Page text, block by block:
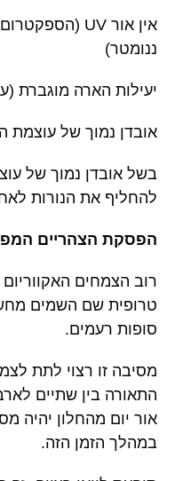
ננומטר)
יעילות הארה מוגברת
אובדן נמוך של עוצמת
בשל אובדן נמוך של
להחליף את הנורות
הפסקת הצהריים
רוב הצמחים
טרופית שם השמים
סופות רעמים.
מסיבה זו רצוי לתת
התאורה בין שתיים
אור יום מהחלון יהיה
במהלך הזמן הזה.